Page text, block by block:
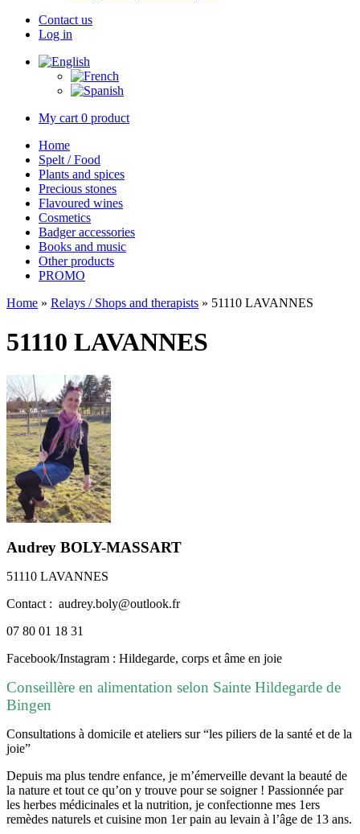
Contact us
Log in
My cart 0 product
Home
Spelt / Food
Plants and spices
Precious stones
Flavoured wines
Cosmetics
Badger accessories
Books and music
Other products
PROMO
Home » Relays / Shops and therapists » 51110 LAVANNES
51110 LAVANNES
Audrey BOLY-MASSART
51110 LAVANNES
Contact : audrey.boly@outlook.fr
07 80 01 18 31
Facebook/Instagram : Hildegarde, corps et âme en joie
Conseillère en alimentation selon Sainte Hildegarde de
Bingen
Consultations à domicile et ateliers sur “les piliers de la santé et de la
joie”
Depuis ma plus tendre enfance, je m’émerveille devant la beauté de
la nature et tout ce qu’on y trouve pour se soigner ! Passionnée par
les herbes médicinales et la nutrition, je confectionne mes 1ers
remèdes naturels et cuisine mon 1er pain au levain à l’âge de 13 ans.